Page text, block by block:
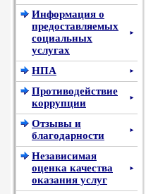
Информация о
предоставляемых
социальных
услугах
►
НПА ►
Противодействие
коррупции
►
Отзывы и
благодарности
►
Независимая
оценка качества
оказания услуг
►